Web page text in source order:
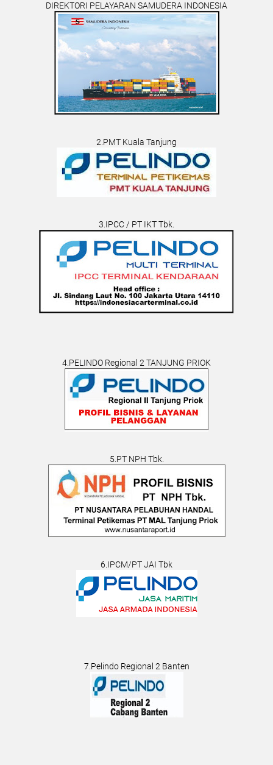
DIREKTORI PELAYARAN SAMUDERA INDONESIA
2.PMT Kuala Tanjung
3.IPCC / PT IKT Tbk.
4.PELINDO Regional 2 TANJUNG PRIOK
5.PT NPH Tbk.
6.IPCM/PT JAI Tbk
7.Pelindo Regional 2 Banten